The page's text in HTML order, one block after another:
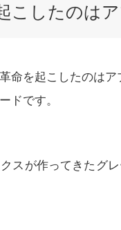
こしたのは
命を起こしたのはア
ドです。
スが作ってきたグ